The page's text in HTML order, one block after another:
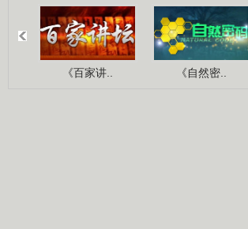
《百家讲.. 《自然密..